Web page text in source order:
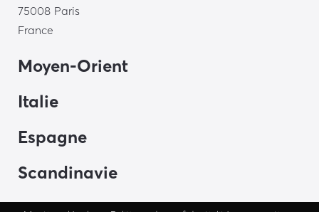
75008 Paris
France
Moyen-Orient
Italie
Espagne
Scandinavie